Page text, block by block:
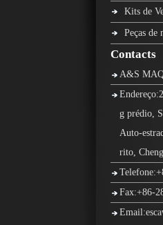
Kits de
Peças de
Contacts
A&S
g prédio,
Auto-
rito,
Fax:+86-